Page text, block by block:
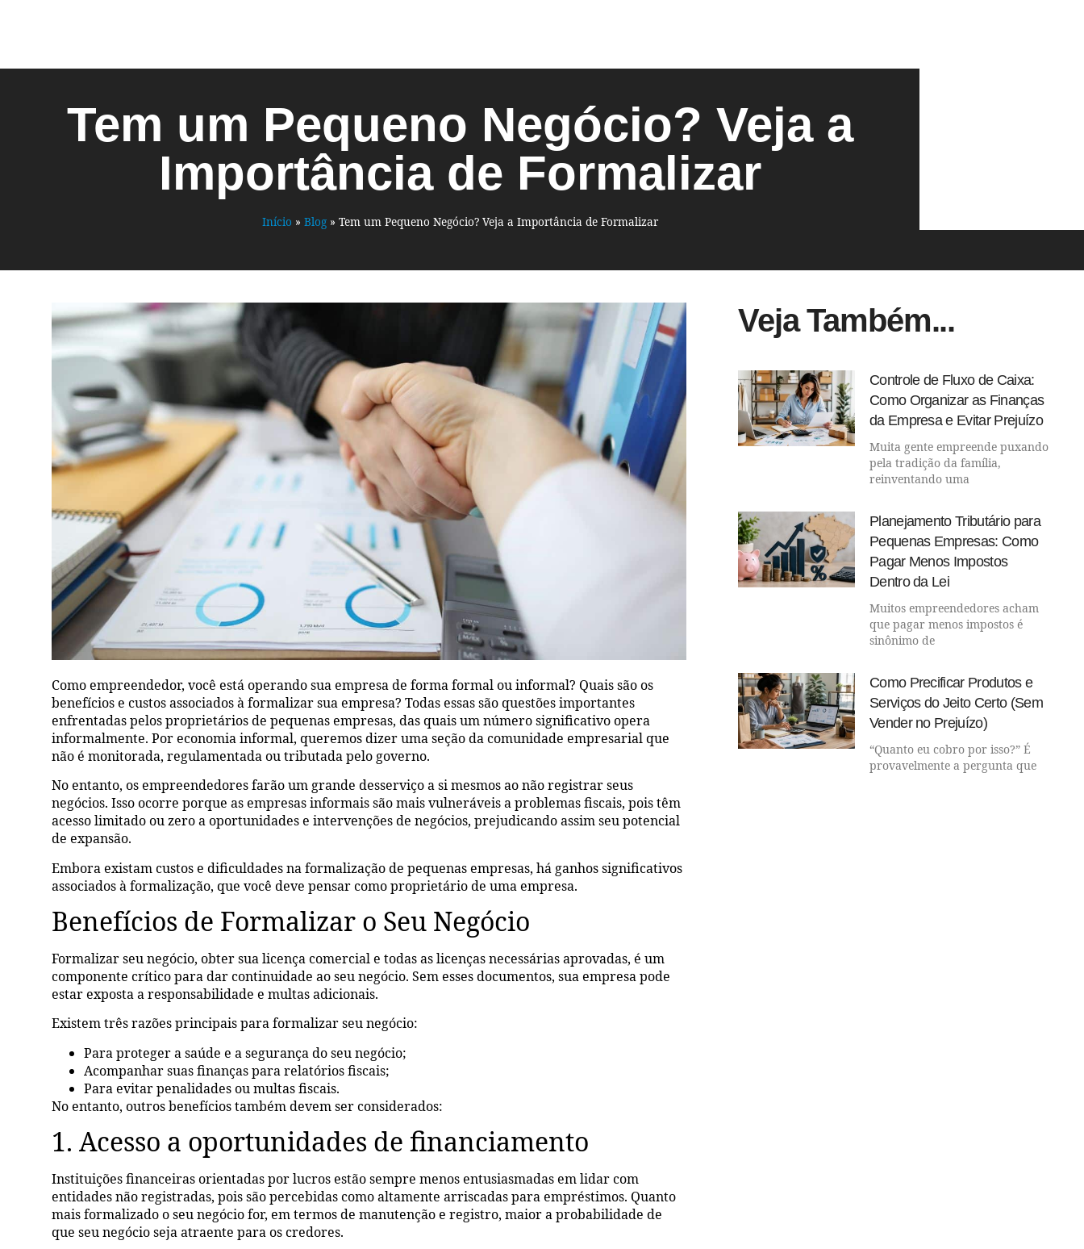
Tem um Pequeno Negócio? Veja a
Importância de Formalizar
Início » Blog» Tem um Pequeno Negócio? Veja a Importância de Formalizar
Como empreendedor, você está operando sua empresa de forma formal ou informal? Quais são os
benefícios e custos associados à formalizar sua empresa? Todas essas são questões importantes
enfrentadas pelos proprietários de pequenas empresas, das quais um número significativo opera
informalmente. Por economia informal, queremos dizer uma seção da comunidade empresarial que
não é monitorada, regulamentada ou tributada pelo governo.
No entanto, os empreendedores farão um grande desserviço a si mesmos ao não registrar seus
negócios. Isso ocorre porque as empresas informais são mais vulneráveis a problemas fiscais, pois têm
acesso limitado ou zero a oportunidades e intervenções de negócios, prejudicando assim seu potencial
de expansão.
Embora existam custos e dificuldades na formalização de pequenas empresas, há ganhos significativos
associados à formalização, que você deve pensar como proprietário de uma empresa.
Benefícios de Formalizar o Seu Negócio
Formalizar seu negócio, obter sua licença comercial e todas as licenças necessárias aprovadas, é um
componente crítico para dar continuidade ao seu negócio. Sem esses documentos, sua empresa pode
estar exposta a responsabilidade e multas adicionais.
Existem três razões principais para formalizar seu negócio:
Para proteger a saúde e a segurança do seu negócio;
Acompanhar suas finanças para relatórios fiscais;
Para evitar penalidades ou multas fiscais.
No entanto, outros benefícios também devem ser considerados:
1. Acesso a oportunidades de financiamento
Instituições financeiras orientadas por lucros estão sempre menos entusiasmadas em lidar com
entidades não registradas, pois são percebidas como altamente arriscadas para empréstimos. Quanto
mais formalizado o seu negócio for, em termos de manutenção e registro, maior a probabilidade de
que seu negócio seja atraente para os credores.
Veja Também...
Controle de Fluxo de Caixa:
Como Organizar as Finanças
da Empresa e Evitar Prejuízo
Muita gente empreende puxando
pela tradição da família,
reinventando uma
Planejamento Tributário para
Pequenas Empresas: Como
Pagar Menos Impostos
Dentro da Lei
Muitos empreendedores acham
que pagar menos impostos é
sinônimo de
Como Precificar Produtos e
Serviços do Jeito Certo (Sem
Vender no Prejuízo)
“Quanto eu cobro por isso?” É
provavelmente a pergunta que